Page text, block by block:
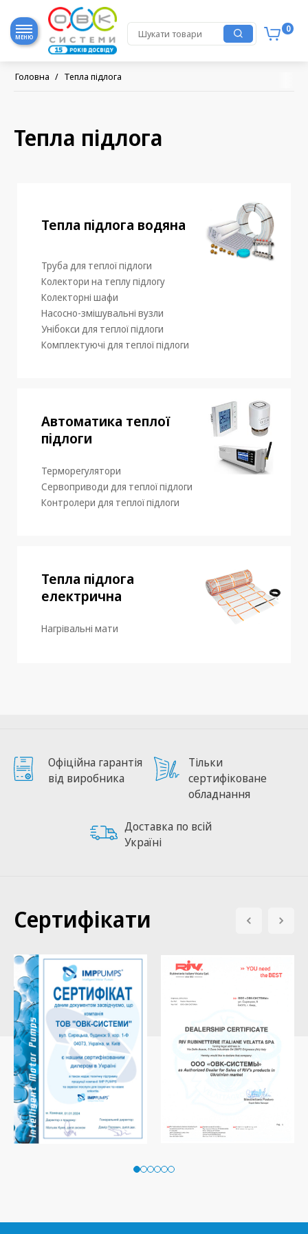
МЕНЮ
0
Головна / Тепла підлога
Тепла підлога
Тепла підлога водяна
Труба для теплої підлоги
Колектори на теплу підлогу
Колекторні шафи
Насосно-змішувальні вузли
Унібокси для теплої підлоги
Комплектуючі для теплої підлоги
Автоматика теплої
підлоги
Терморегулятори
Сервоприводи для теплої підлоги
Контролери для теплої підлоги
Тепла підлога
електрична
Нагрівальні мати
Офіційна гарантія
від виробника
Тільки
сертифіковане
обладнання
Доставка по всій
Україні
Сертифікати